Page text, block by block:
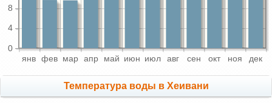
янв фев мар апр май июн июл авг сен окт ноя дек
0
4
8
Температура воды в Хеивани